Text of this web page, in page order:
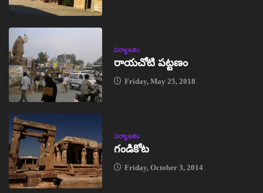
పర్యాటకం
రాయచోటి పట్టణం
Friday, May 25, 2018
పర్యాటకం
గండికోట
Friday, October 3, 2014